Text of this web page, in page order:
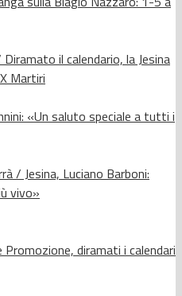
il calendario, la Jesina
Martiri
«Un saluto speciale a tutti i
/ Jesina, Luciano Barboni:
vivo»
Promozione, diramati i calendari